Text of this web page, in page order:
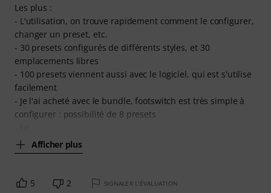
Les plus :
- L'utilisation, on trouve rapidement comment le configurer,
changer un preset, etc.
- 30 presets configurés de différents styles, et 30
emplacements libres
- 100 presets viennent aussi avec le logiciel, qui est s'utilise
facilement
- Je l'ai acheté avec le bundle, footswitch est très simple à
configurer : possibilité de 8 presets
Afficher plus
5 2 SIGNALER L'ÉVALUATION